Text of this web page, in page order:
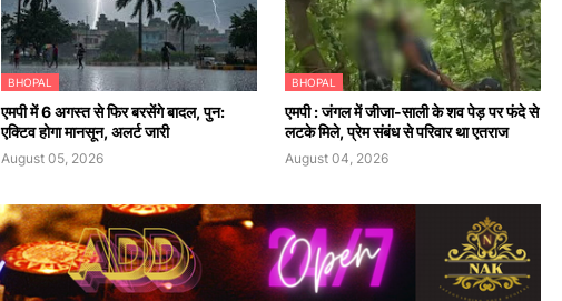
BHOPAL
एमपी में 6 अगस्त से फिर बरसेंगे बादल, पुन:
एक्टिव होगा मानसून, अलर्ट जारी
August 05, 2026
BHOPAL
एमपी : जंगल में जीजा-साली के शव पेड़ पर फंदे से
लटके मिले, प्रेम संबंध से परिवार था एतराज
August 04, 2026